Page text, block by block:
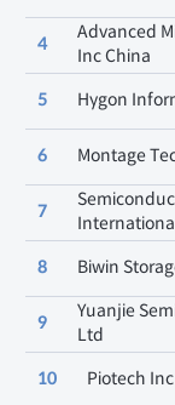
4
Advanced
Inc China
5 Hygon
6 Montage
7
8 Biwin
9
Yuanjie
Ltd
10 Piotech Inc